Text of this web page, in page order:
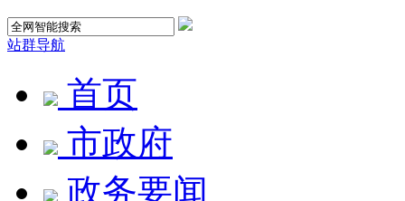
站群导航
首页
市政府
政务要闻